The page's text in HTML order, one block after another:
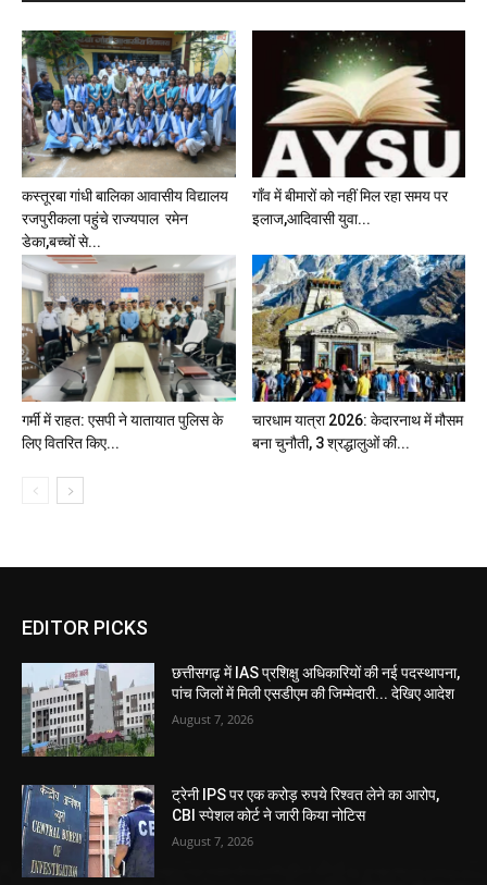
कस्तूरबा गांधी बालिका आवासीय विद्यालय
रजपुरीकला पहुंचे राज्यपाल रमेन
डेका,बच्चों से...
गाँव में बीमारों को नहीं मिल रहा समय पर
इलाज,आदिवासी युवा...
गर्मी में राहत: एसपी ने यातायात पुलिस के
लिए वितरित किए...
चारधाम यात्रा 2026: केदारनाथ में मौसम
बना चुनौती, 3 श्रद्धालुओं की...
EDITOR PICKS
छत्तीसगढ़ में IAS प्रशिक्षु अधिकारियों की नई पदस्थापना,
पांच जिलों में मिली एसडीएम की जिम्मेदारी... देखिए आदेश
August 7, 2026
ट्रेनी IPS पर एक करोड़ रुपये रिश्वत लेने का आरोप,
CBI स्पेशल कोर्ट ने जारी किया नोटिस
August 7, 2026